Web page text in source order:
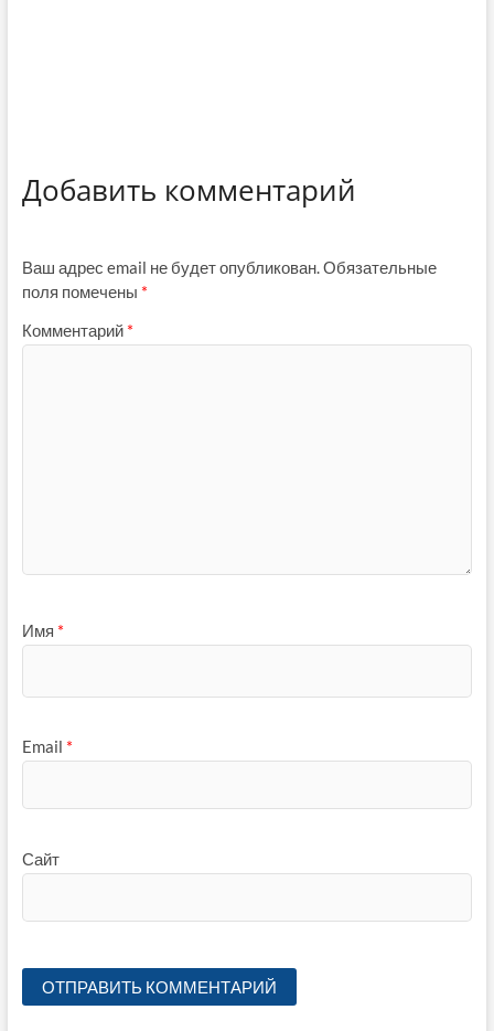
Добавить комментарий
Ваш адрес email не будет опубликован.Обязательные
поля помечены *
Комментарий *
Имя *
Email *
Сайт